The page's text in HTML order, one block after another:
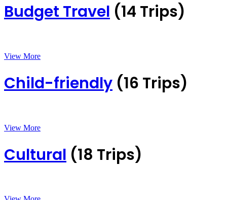
Budget Travel (14 Trips)
View More
Child-friendly (16 Trips)
View More
Cultural (18 Trips)